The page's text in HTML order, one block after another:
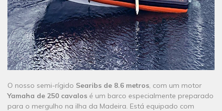
O nosso semi-rígido Searibs de 8.6 metros, com um motor
Yamaha de 250 cavalos é um barco especialmente preparado
para o mergulho na ilha da Madeira. Está equipado com